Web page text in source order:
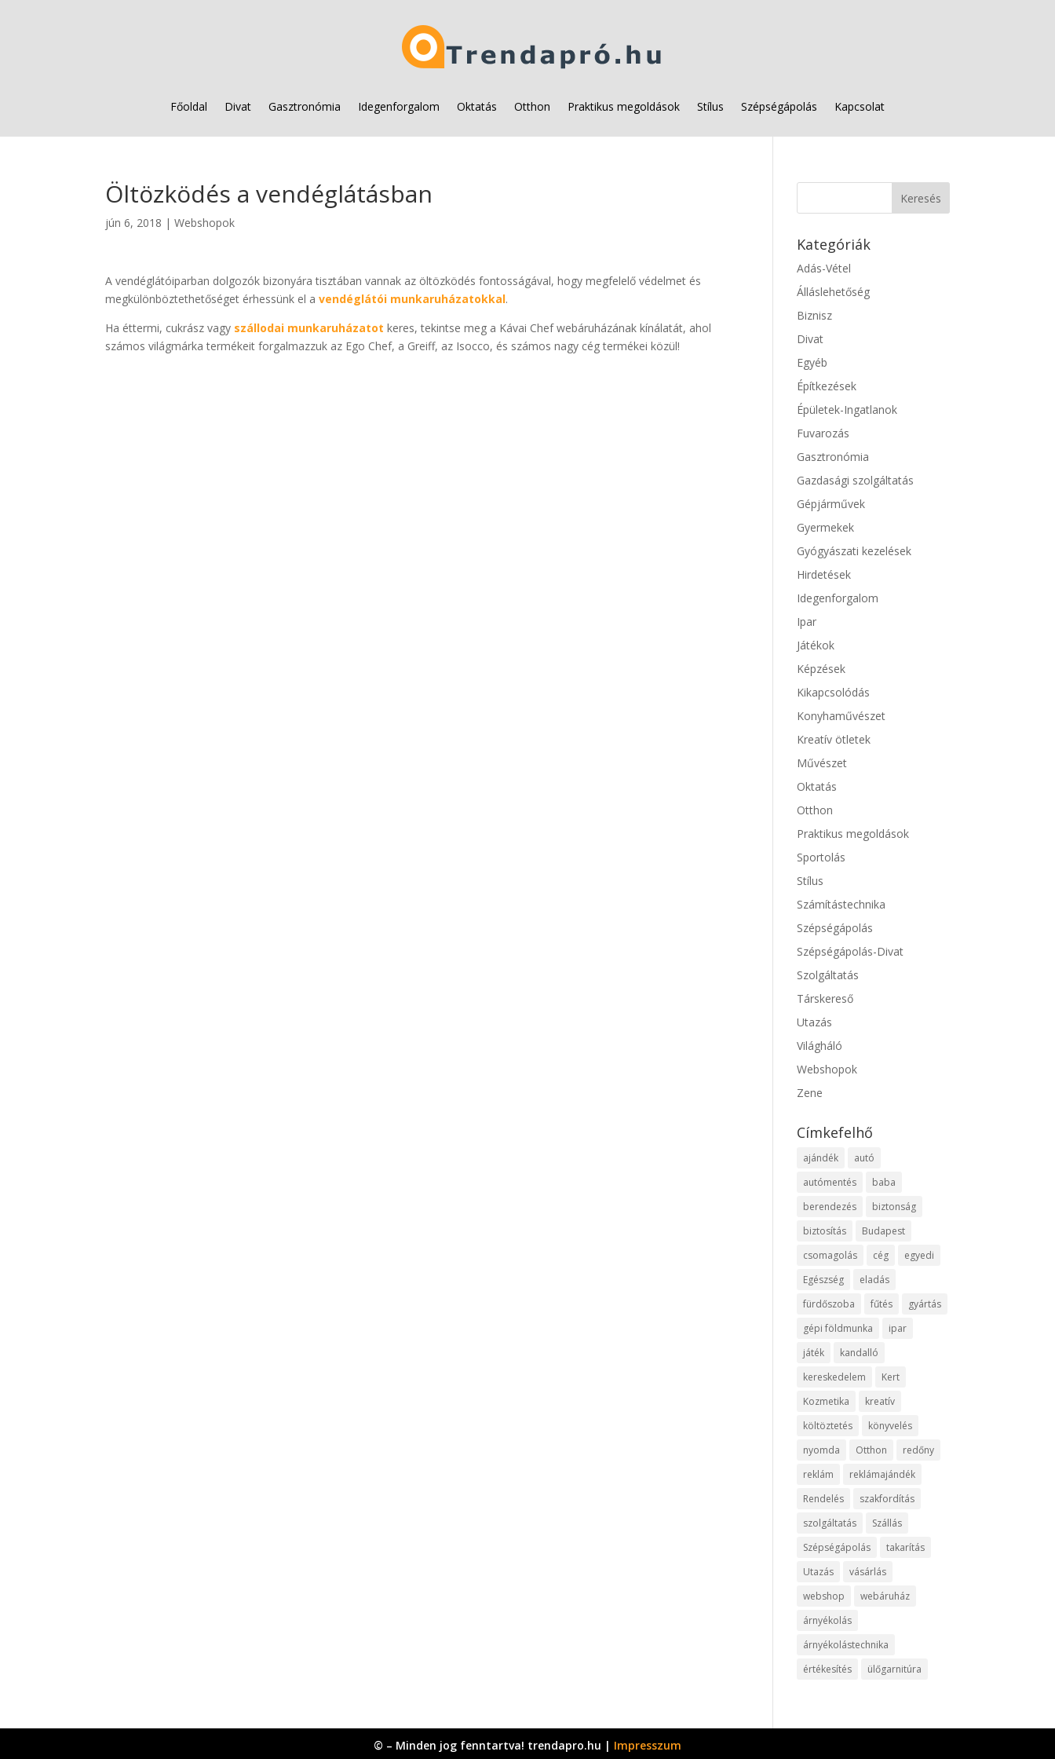
Főoldal Divat Gasztronómia Idegenforgalom Oktatás Otthon Praktikus megoldások Stílus Szépségápolás Kapcsolat
Öltözködés a vendéglátásban
jún 6, 2018 |Webshopok
A vendéglátóiparban dolgozók bizonyára tisztában vannak az öltözködés fontosságával, hogy megfelelő védelmet és
megkülönböztethetőséget érhessünk el avendéglátói munkaruházatokkal.
Ha éttermi, cukrász vagy szállodai munkaruházatot keres, tekintse meg a Kávai Chef webáruházának kínálatát, ahol
számos világmárka termékeit forgalmazzuk az Ego Chef, a Greiff, az Isocco, és számos nagy cég termékei közül!
Kategóriák
Adás-Vétel
Álláslehetőség
Biznisz
Divat
Egyéb
Építkezések
Épületek-Ingatlanok
Fuvarozás
Gasztronómia
Gazdasági szolgáltatás
Gépjárművek
Gyermekek
Gyógyászati kezelések
Hirdetések
Idegenforgalom
Ipar
Játékok
Képzések
Kikapcsolódás
Konyhaművészet
Kreatív ötletek
Művészet
Oktatás
Otthon
Praktikus megoldások
Sportolás
Stílus
Számítástechnika
Szépségápolás
Szépségápolás-Divat
Szolgáltatás
Társkereső
Utazás
Világháló
Webshopok
Zene
Címkefelhő
ajándék
autó
autómentés
baba
berendezés
biztonság
biztosítás
Budapest
csomagolás
cég
egyedi
Egészség
eladás
fürdőszoba
fűtés
gyártás
gépi földmunka
ipar
játék
kandalló
kereskedelem
Kert
Kozmetika
kreatív
költöztetés
könyvelés
nyomda
Otthon
redőny
reklám
reklámajándék
Rendelés
szakfordítás
szolgáltatás
Szállás
Szépségápolás
takarítás
Utazás
vásárlás
webshop
webáruház
árnyékolás
árnyékolástechnika
értékesítés
ülőgarnitúra
© – Minden jog fenntartva! trendapro.hu | Impresszum